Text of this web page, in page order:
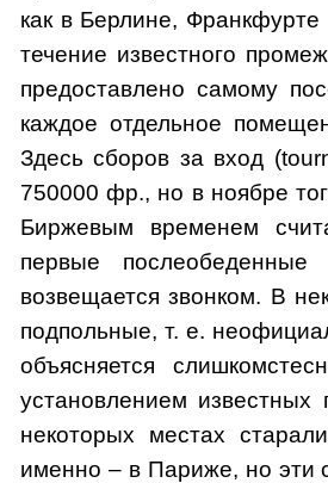
как в Берлине,
течение известного
предоставлено самому
каждое отдельное
Здесь сборов за вход
750000 фр., но в ноябре
Биржевым временем
первые
возвещается звонком. В
подпольные, т. е.
объясняется
установлением
некоторых местах
именно – в Париже, но эти